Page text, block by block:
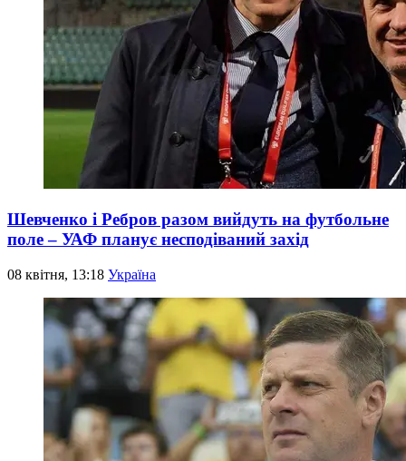
Шевченко і Ребров разом вийдуть на футбольне
поле – УАФ планує несподіваний захід
08 квітня, 13:18 Україна